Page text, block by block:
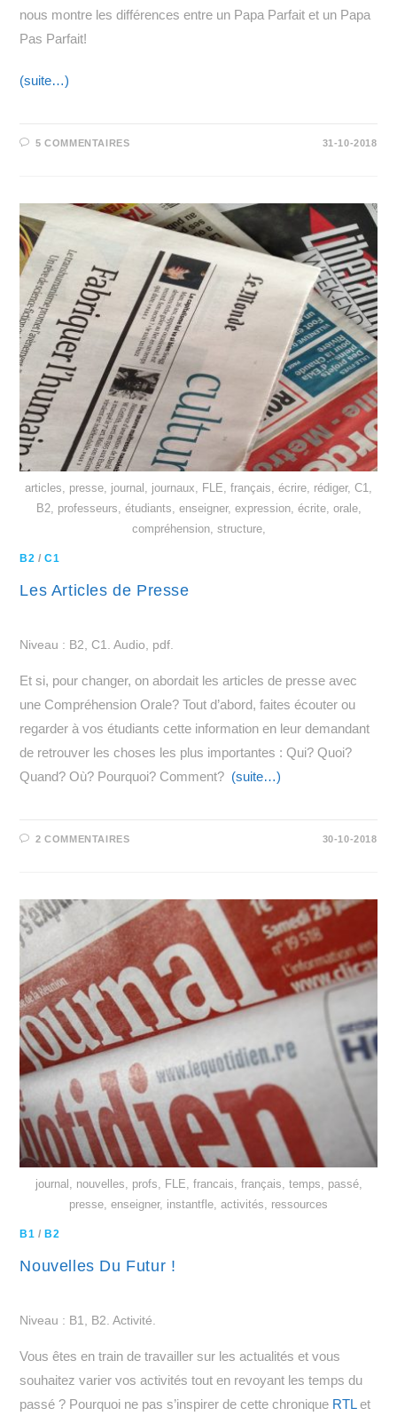
nous montre les différences entre un Papa Parfait et un Papa
Pas Parfait!
(suite…)
5 COMMENTAIRES 31-10-2018
articles, presse, journal, journaux, FLE, français, écrire, rédiger, C1,
B2, professeurs, étudiants, enseigner, expression, écrite, orale,
compréhension, structure,
B2 /C1
Les Articles de Presse
Niveau : B2, C1. Audio, pdf.
Et si, pour changer, on abordait les articles de presse avec
une Compréhension Orale? Tout d’abord, faites écouter ou
regarder à vos étudiants cette information en leur demandant
de retrouver les choses les plus importantes : Qui? Quoi?
Quand? Où? Pourquoi? Comment? (suite…)
2 COMMENTAIRES 30-10-2018
journal, nouvelles, profs, FLE, francais, français, temps, passé,
presse, enseigner, instantfle, activités, ressources
B1 /B2
Nouvelles Du Futur !
Niveau : B1, B2. Activité.
Vous êtes en train de travailler sur les actualités et vous
souhaitez varier vos activités tout en revoyant les temps du
passé ? Pourquoi ne pas s’inspirer de cette chronique RTLet